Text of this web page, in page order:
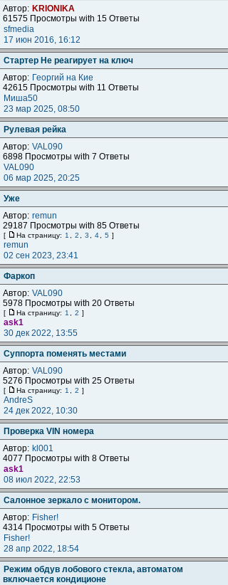
Автор: KRIONIKA
61575 Просмотры with 15 Ответы
sfmedia
17 июн 2016, 16:12
Стартер Не реагирует на ключ
Автор: Георгий на Кие
42615 Просмотры with 11 Ответы
Миша50
23 мар 2025, 08:50
Рулевая рейка
Автор: VAL090
6898 Просмотры with 7 Ответы
VAL090
06 мар 2025, 20:25
Уже
Автор: remun
29187 Просмотры with 85 Ответы
[ На страницу: 1 2 3 4 5 ]
remun
02 сен 2023, 23:41
Фаркоп
Автор: VAL090
5978 Просмотры with 20 Ответы
[ На страницу: 1 2 ]
ask1
30 дек 2022, 13:55
Суппорта поменять местами
Автор: VAL090
5276 Просмотры with 25 Ответы
[ На страницу: 1 2 ]
AndreS
24 дек 2022, 10:30
Проверка VIN номера
Автор: kl001
4077 Просмотры with 8 Ответы
ask1
08 июл 2022, 22:53
Салонное зеркало с монитором.
Автор: Fisher!
4314 Просмотры with 5 Ответы
Fisher!
28 апр 2022, 18:54
Режим обдув лобового стекла, автоматом
включается кондиционе